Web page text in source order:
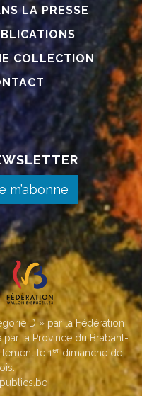
LA PRESSE
COLLECTION
m’abonne
D » par la Fédération
la Province du Brabant-
le 1erdimanche de